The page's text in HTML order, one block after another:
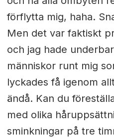
förflytta mig, haha.
Men det var faktiskt
och jag hade
människor runt mig
lyckades få igenom
ändå. Kan du
med olika
sminkningar på tre